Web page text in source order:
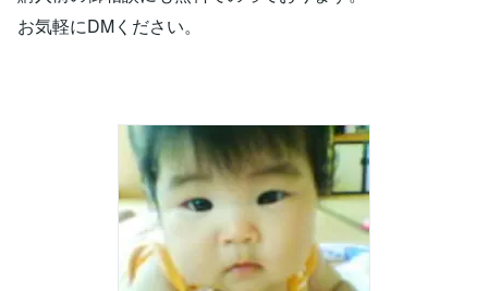
お気軽にDMください。